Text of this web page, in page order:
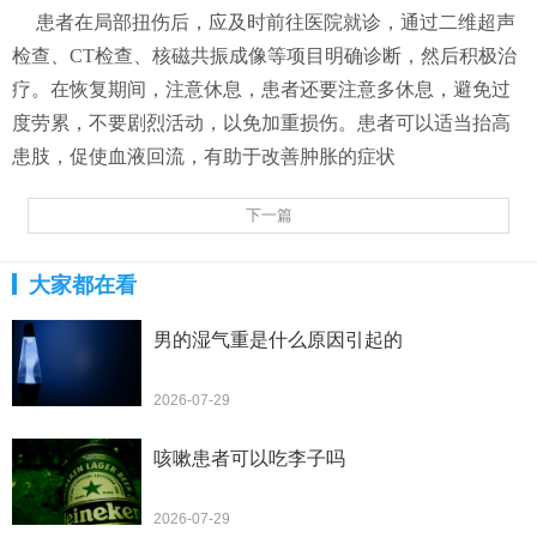
患者在局部扭伤后，应及时前往医院就诊，通过二维超声
检查、CT检查、核磁共振成像等项目明确诊断，然后积极治
疗。在恢复期间，注意休息，患者还要注意多休息，避免过
度劳累，不要剧烈活动，以免加重损伤。患者可以适当抬高
患肢，促使血液回流，有助于改善肿胀的症状
下一篇
大家都在看
男的湿气重是什么原因引起的
2026-07-29
咳嗽患者可以吃李子吗
2026-07-29